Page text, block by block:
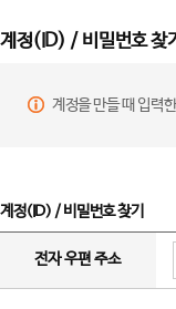
계정(ID) / 비밀번호 찾
계정을 만들 때 입력
계정(ID) / 비밀번호 찾기
전자 우편 주소